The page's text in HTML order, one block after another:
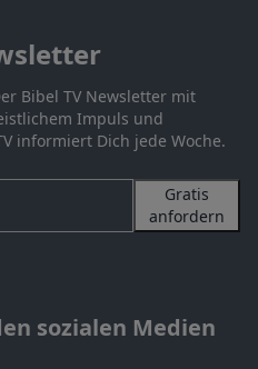
Bibel TV Newsletter mit
Impuls und
informiert Dich jede Woche.
Gratis
anfordern
sozialen Medien